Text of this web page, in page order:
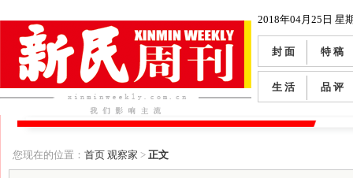
2018年04月25日 星
封 面 特 稿
生 活 品 评
您现在的位置： 首页 观察家 > 正文